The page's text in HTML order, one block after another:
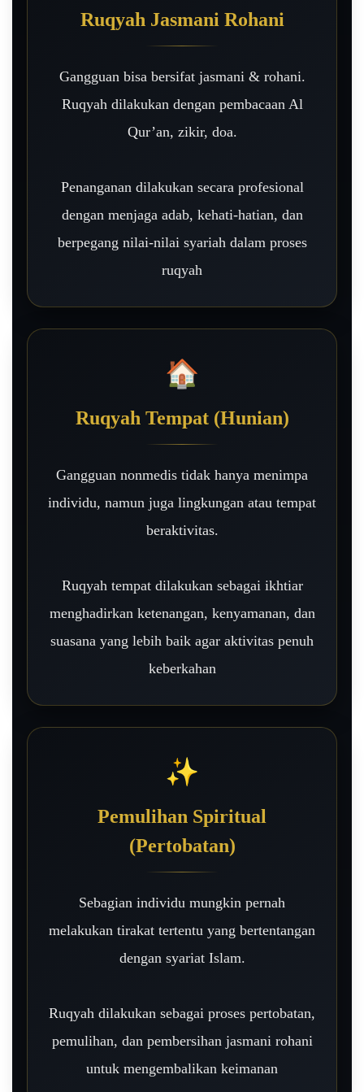
Ruqyah Jasmani Rohani
Gangguan bisa bersifat jasmani & rohani.
Ruqyah dilakukan dengan pembacaan Al
Qur’an, zikir, doa.
Penanganan dilakukan secara profesional
dengan menjaga adab, kehati-hatian, dan
berpegang nilai-nilai syariah dalam proses
ruqyah
🏠
Ruqyah Tempat (Hunian)
Gangguan nonmedis tidak hanya menimpa
individu, namun juga lingkungan atau tempat
beraktivitas.
Ruqyah tempat dilakukan sebagai ikhtiar
menghadirkan ketenangan, kenyamanan, dan
suasana yang lebih baik agar aktivitas penuh
keberkahan
✨
Pemulihan Spiritual
(Pertobatan)
Sebagian individu mungkin pernah
melakukan tirakat tertentu yang bertentangan
dengan syariat Islam.
Ruqyah dilakukan sebagai proses pertobatan,
pemulihan, dan pembersihan jasmani rohani
untuk mengembalikan keimanan